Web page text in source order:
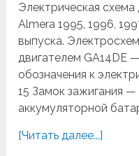
Электрическая схема
Almera 1995, 1996,
выпуска.
двигателем GA14DE
обозначения к
15 Замок зажигания
аккумуляторной
[Читать далее...]